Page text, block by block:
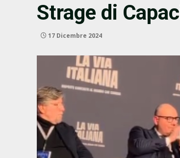
Strage di
17 Dicembre 2024